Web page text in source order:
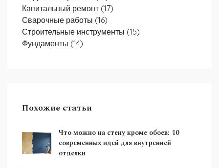
Капитальный ремонт (17)
Сварочные работы (16)
Строительные инструменты (15)
Фундаменты (14)
Похожие статьи
Что можно на стену кроме обоев: 10
современных идей для внутренней
отделки